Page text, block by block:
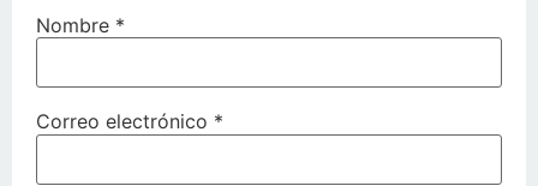
Nombre *
Correo electrónico *